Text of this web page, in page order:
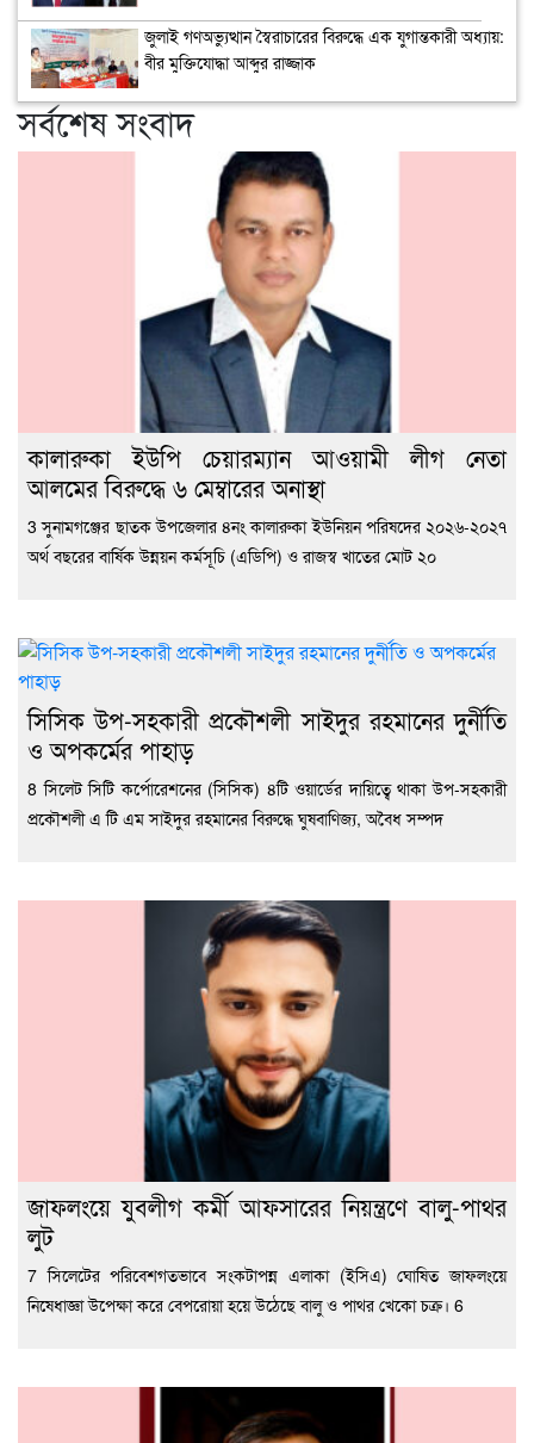
জুলাই গণঅভ্যুত্থান স্বৈরাচারের বিরুদ্ধে এক যুগান্তকারী অধ্যায়:
বীর মুক্তিযোদ্ধা আব্দুর রাজ্জাক
সর্বশেষ সংবাদ
কালারুকা ইউপি চেয়ারম্যান আওয়ামী লীগ নেতা
আলমের বিরুদ্ধে ৬ মেম্বারের অনাস্থা
3 সুনামগঞ্জের ছাতক উপজেলার ৪নং কালারুকা ইউনিয়ন পরিষদের ২০২৬-২০২৭
অর্থ বছরের বার্ষিক উন্নয়ন কর্মসূচি (এডিপি) ও রাজস্ব খাতের মোট ২০
সিসিক উপ-সহকারী প্রকৌশলী সাইদুর রহমানের দুর্নীতি
ও অপকর্মের পাহাড়
8 সিলেট সিটি কর্পোরেশনের (সিসিক) ৪টি ওয়ার্ডের দায়িত্বে থাকা উপ-সহকারী
প্রকৌশলী এ টি এম সাইদুর রহমানের বিরুদ্ধে ঘুষবাণিজ্য, অবৈধ সম্পদ
জাফলংয়ে যুবলীগ কর্মী আফসারের নিয়ন্ত্রণে বালু-পাথর
লুট
7 সিলেটের পরিবেশগতভাবে সংকটাপন্ন এলাকা (ইসিএ) ঘোষিত জাফলংয়ে
নিষেধাজ্ঞা উপেক্ষা করে বেপরোয়া হয়ে উঠেছে বালু ও পাথর খেকো চক্র। 6